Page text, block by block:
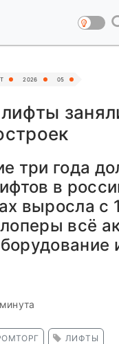
2026 05
три года
в
выросла с
всё
ЛИФТЫ